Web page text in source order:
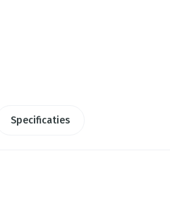
Specificaties